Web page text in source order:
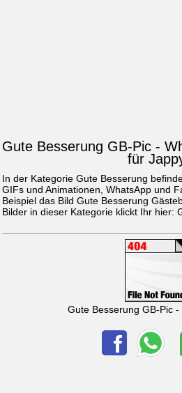
Gute Besserung GB-Pic -
für
In der Kategorie Gute Besserung
GIFs und Animationen, WhatsApp und
Beispiel das Bild Gute Besserung
Bilder in dieser Kategorie klickt Ihr hier:
Gute Besserung GB-Pic -